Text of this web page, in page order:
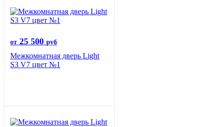
от 25 500 руб
Межкомнатная дверь Light
S3 V7 цвет №1